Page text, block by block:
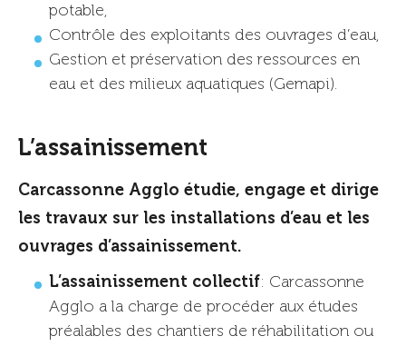
potable,
Contrôle des exploitants des ouvrages d’eau,
Gestion et préservation des ressources en
eau et des milieux aquatiques (Gemapi).
L’assainissement
Carcassonne Agglo étudie, engage et dirige
les travaux sur les installations d’eau et les
ouvrages d’assainissement.
L’assainissement collectif: Carcassonne
Agglo a la charge de procéder aux études
préalables des chantiers de réhabilitation ou